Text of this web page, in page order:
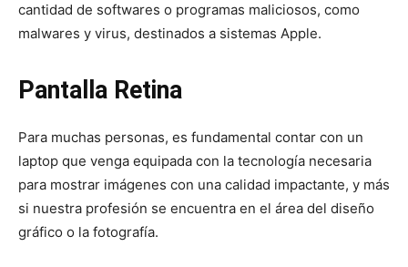
cantidad de softwares o programas maliciosos, como
malwares y virus, destinados a sistemas Apple.
Pantalla Retina
Para muchas personas, es fundamental contar con un
laptop que venga equipada con la tecnología necesaria
para mostrar imágenes con una calidad impactante, y más
si nuestra profesión se encuentra en el área del diseño
gráfico o la fotografía.